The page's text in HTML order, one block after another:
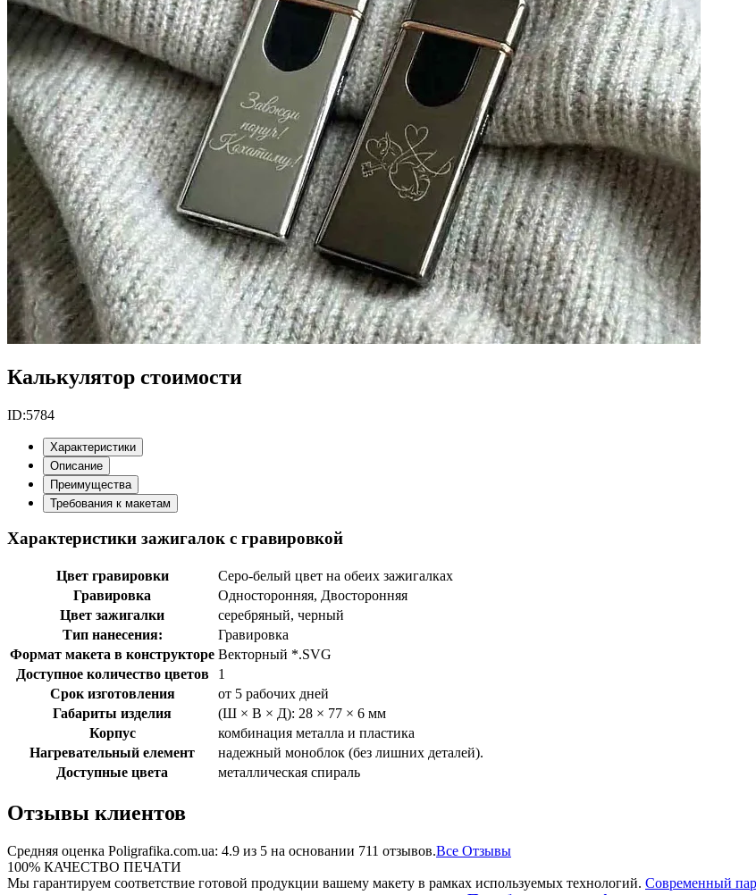
Калькулятор стоимости
ID:5784
Характеристики
Описание
Преимущества
Требования к макетам
Характеристики зажигалок с гравировкой
Цвет гравировки
Серо-белый цвет на обеих зажигалках
Гравировка
Односторонняя, Двосторонняя
Цвет зажигалки
серебряный, черный
Тип нанесения:
Гравировка
Формат макета в конструкторе Векторный *.SVG
Доступное количество цветов
1
Срок изготовления
от 5 рабочих дней
Габариты изделия
(Ш × В × Д): 28 × 77 × 6 мм
Корпус
комбинация металла и пластика
Нагревательный елемент
надежный моноблок (без лишних деталей).
Доступные цвета
металлическая спираль
Отзывы клиентов
Средняя оценка Poligrafika.com.ua: 4.9 из 5 на основании 711 отзывов.Все Отзывы
100% КАЧЕСТВО ПЕЧАТИ
Мы гарантируем соответствие готовой продукции вашему макету в рамках используемых технологий. Современный